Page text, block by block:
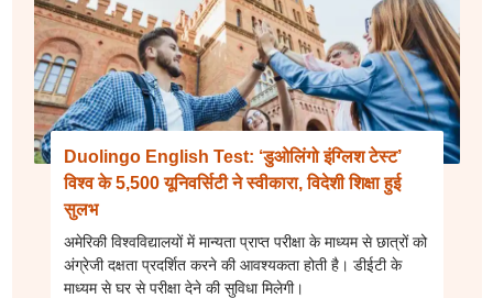
Duolingo English Test: ‘डुओलिंगो इंग्लिश टेस्ट’
विश्व के 5,500 यूनिवर्सिटी ने स्वीकारा, विदेशी शिक्षा हुई
सुलभ
अमेरिकी विश्वविद्यालयों में मान्यता प्राप्त परीक्षा के माध्यम से छात्रों को
अंग्रेजी दक्षता प्रदर्शित करने की आवश्यकता होती है। डीईटी के
माध्यम से घर से परीक्षा देने की सुविधा मिलेगी।